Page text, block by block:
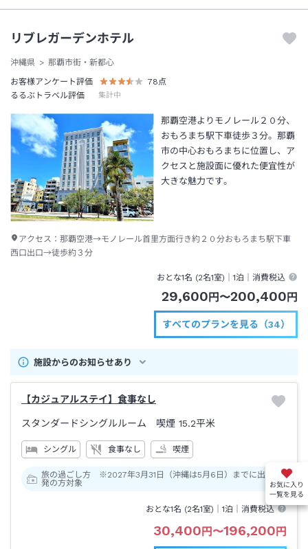
リブレガーデンホテル
沖縄県
那覇市街・新都心
お客様アンケート評価
78点
るるぶトラベル評価
集計中
那覇空港よりモノレール２０分、
おもろまち駅下車徒歩３分。那覇
市の中心おもろまちに位置し、ア
クセスと施設面に優れた便宜性が
大きな魅力です。
アクセス： 那覇空港→モノレール首里方面行き約２０分おもろまち駅下車
西口出口→徒歩約３分
おとな1名 (2名1室)｜1泊 ｜消費税込
29,600円〜200,400円
すべてのプランを見る（34）
施設からのお知らせあり
【カジュアルステイ】食事なし
スタンダードシングルルーム 喫煙 15.2平米
シングル 食事なし 喫煙
旅の過ごし方 ※2027年3月31日（沖縄は5月6日）までに出
発の方対象
おとな1名 (2名1室)｜1泊 ｜消費税込
30,400円〜196,200円
お気に入り
一覧を見る